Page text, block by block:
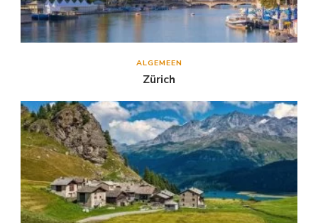
ALGEMEEN
Zürich